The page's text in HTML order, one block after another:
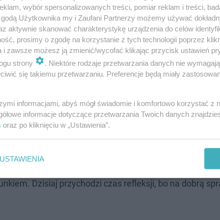
gazociągu. Do wybuchu doszło w środę wieczorem.
To Jedna z większych katastrof budowlanych
aby uszanowali pamięć ofiar i wstrzymali się z
godziny 24- zaapelował Antoni Byrdy, burmistrz
Dzisiaj przychodzi czas refleksji, bo na dobrą
wybór spersonalizowanych treści, pomiar reklam i treści,
Użytkownika my i Zaufani Partnerzy możemy używać
aktywnie skanować charakterystykę urządzenia do celów
prosimy o zgodę na korzystanie z tych technologii poprzez
i zawsze możesz ją zmienić/wycofać klikając przycisk ustawień
strony
. Niektóre rodzaje przetwarzania danych nie
się takiemu przetwarzaniu. Preferencje będą miały
informacjami, abyś mógł świadomie i komfortowo korzystać z
informacje dotyczące przetwarzania Twoich danych
oraz po kliknięciu w „Ustawienia”.
USTAWIENIA